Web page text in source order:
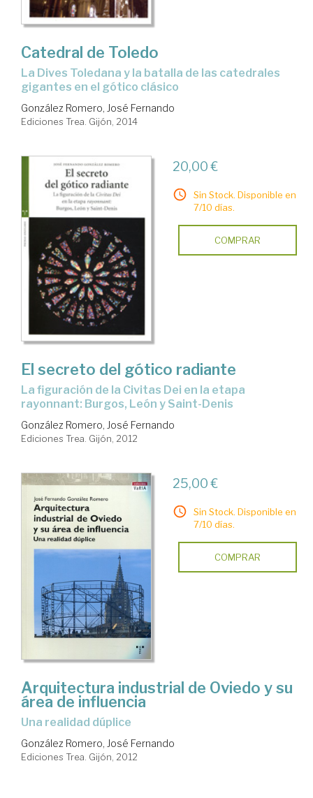
Catedral de Toledo
la Dives Toledana y la batalla de las catedrales
gigantes en el gótico clásico
González Romero, José Fernando
Ediciones Trea. Gijón, 2014
20,00 €
Sin Stock. Disponible en
7/10 días.
COMPRAR
El secreto del gótico radiante
la figuración de la Civitas Dei en la etapa
rayonnant: Burgos, León y Saint-Denis
González Romero, José Fernando
Ediciones Trea. Gijón, 2012
25,00 €
Sin Stock. Disponible en
7/10 días.
COMPRAR
Arquitectura industrial de Oviedo y su
área de influencia
una realidad dúplice
González Romero, José Fernando
Ediciones Trea. Gijón, 2012